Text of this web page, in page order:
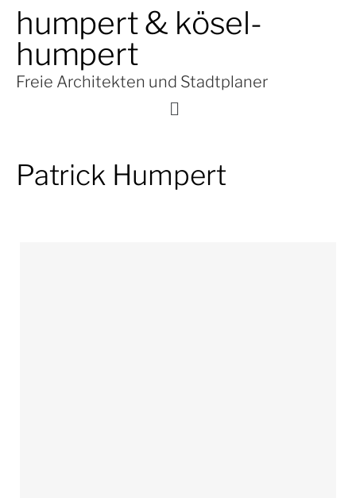
humpert & kösel-
humpert
Freie Architekten und Stadtplaner
Patrick Humpert